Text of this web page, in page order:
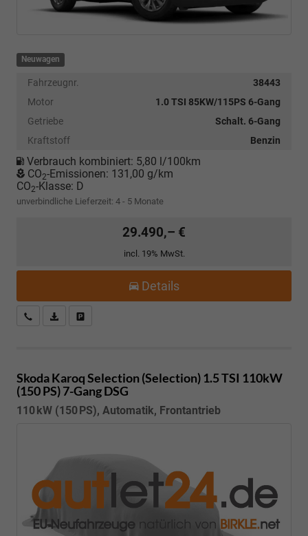
Neuwagen
Fahrzeugnr.
38443
Motor
1.0 TSI 85KW/115PS 6-Gang
Getriebe
Schalt. 6-Gang
Kraftstoff
Benzin
Verbrauch kombiniert: 5,80 l/100km
CO2-Emissionen: 131,00 g/km
CO2-Klasse: D
unverbindliche Lieferzeit: 4 - 5 Monate
29.490,– €
incl. 19% MwSt.
Details
Kostenloser Rückruf-Service
PDF-Datei, Fahrzeugexposé drucken
Skoda KaroqSelection (Selection) 1.5 TSI 110kW
(150 PS) 7-Gang DSG
110 kW (150 PS), Automatik, Frontantrieb